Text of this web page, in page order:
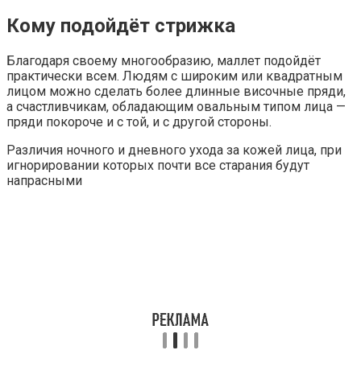
Кому подойдёт стрижка
Благодаря своему многообразию, маллет подойдёт
практически всем. Людям с широким или квадратным
лицом можно сделать более длинные височные пряди,
а счастливчикам, обладающим овальным типом лица —
пряди покороче и с той, и с другой стороны.
Различия ночного и дневного ухода за кожей лица, при
игнорировании которых почти все старания будут
напрасными